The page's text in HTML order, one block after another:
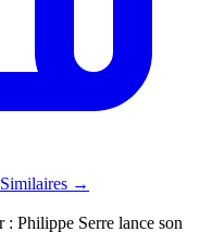
Similaires →